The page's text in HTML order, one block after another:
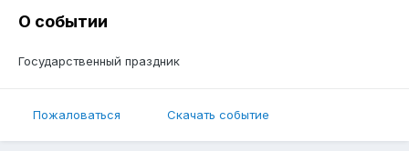
О событии
Государственный праздник
Пожаловаться Скачать событие